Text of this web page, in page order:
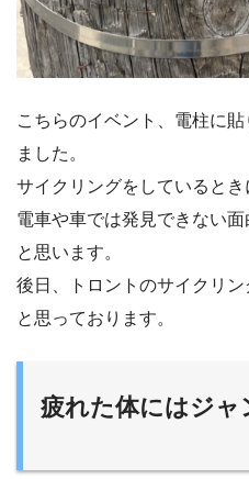
こちらのイベント、電柱に
ました。
サイクリングをしているとき
電車や車では発見できない
と思います。
後日、トロントのサイクリ
と思っております。
疲れた体にはジャ